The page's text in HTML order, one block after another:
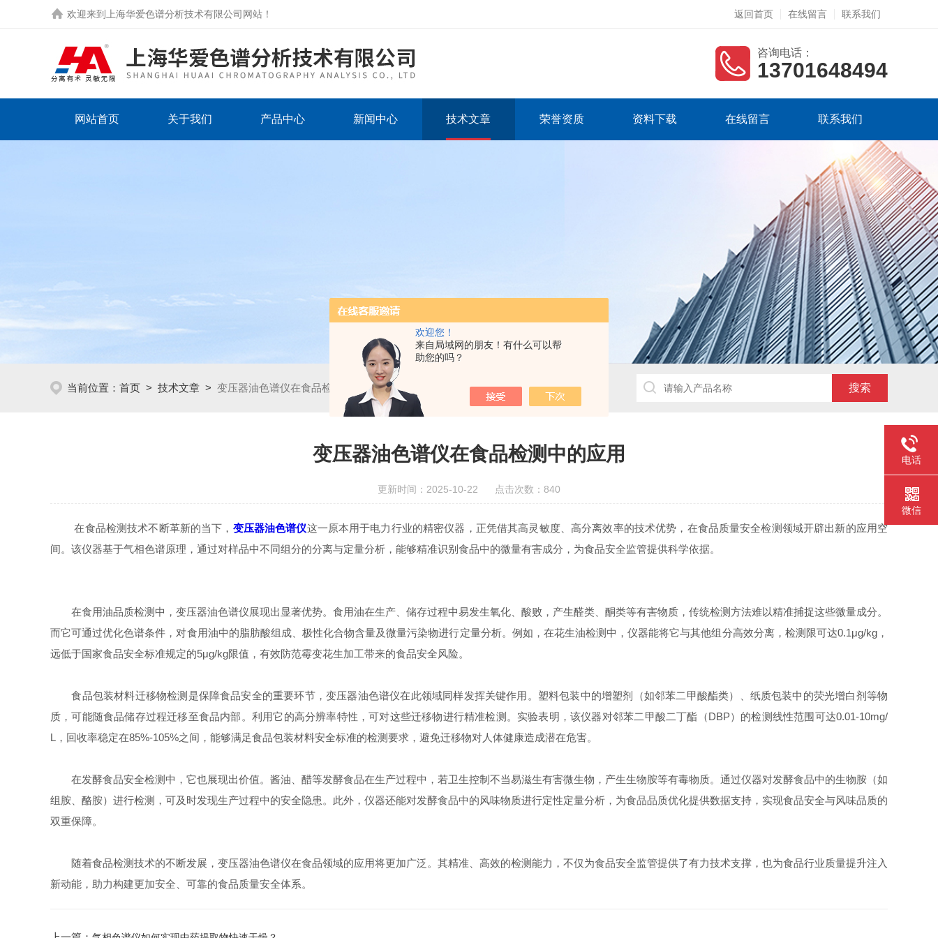
欢迎您！
来自局域网的朋友！有什么可以帮
助您的吗？
欢迎来到 上海华爱色谱分析技术有限公司网站 ！ 返回首页 在线留言 联系我们
咨询电话：
13701648494
网站首页 关于我们 产品中心 新闻中心 技术文章 荣誉资质 资料下载 在线留言 联系我们
当前位置： 首页 > 技术文章 > 变压器油色谱仪在食品检测中的应用
变压器油色谱仪在食品检测中的应用
更新时间：2025-10-22 点击次数：840
在食品检测技术不断革新的当下， 变压器油色谱仪这一原本用于电力行业的精密仪器，正凭借其高灵敏度、高分离效率的技术优势，在食品质量安全检测领域开辟出新的应用空
间。该仪器基于气相色谱原理，通过对样品中不同组分的分离与定量分析，能够精准识别食品中的微量有害成分，为食品安全监管提供科学依据。​
在食用油品质检测中，变压器油色谱仪展现出显著优势。食用油在生产、储存过程中易发生氧化、酸败，产生醛类、酮类等有害物质，传统检测方法难以精准捕捉这些微量成分。
而它可通过优化色谱条件，对食用油中的脂肪酸组成、极性化合物含量及微量污染物进行定量分析。例如，在花生油检测中，仪器能将它与其他组分高效分离，检测限可达0.1μg/kg，
远低于国家食品安全标准规定的5μg/kg限值，有效防范霉变花生加工带来的食品安全风险。​
食品包装材料迁移物检测是保障食品安全的重要环节，变压器油色谱仪在此领域同样发挥关键作用。塑料包装中的增塑剂（如邻苯二甲酸酯类）、纸质包装中的荧光增白剂等物
质，可能随食品储存过程迁移至食品内部。利用它的高分辨率特性，可对这些迁移物进行精准检测。实验表明，该仪器对邻苯二甲酸二丁酯（DBP）的检测线性范围可达0.01-10mg/
L，回收率稳定在85%-105%之间，能够满足食品包装材料安全标准的检测要求，避免迁移物对人体健康造成潜在危害。​
在发酵食品安全检测中，它也展现出价值。酱油、醋等发酵食品在生产过程中，若卫生控制不当易滋生有害微生物，产生生物胺等有毒物质。通过仪器对发酵食品中的生物胺（如
组胺、酪胺）进行检测，可及时发现生产过程中的安全隐患。此外，仪器还能对发酵食品中的风味物质进行定性定量分析，为食品品质优化提供数据支持，实现食品安全与风味品质的
双重保障。​
随着食品检测技术的不断发展，变压器油色谱仪在食品领域的应用将更加广泛。其精准、高效的检测能力，不仅为食品安全监管提供了有力技术支撑，也为食品行业质量提升注入
新动能，助力构建更加安全、可靠的食品质量安全体系。
电话
微信